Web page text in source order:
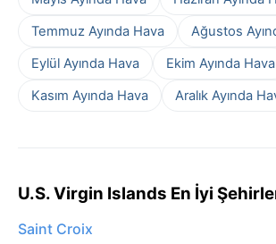
Temmuz Ayında Hava
Ağustos
Eylül Ayında Hava
Ekim Ayında Hava
Kasım Ayında Hava
Aralık Ayında
U.S. Virgin Islands En İyi
Saint Croix